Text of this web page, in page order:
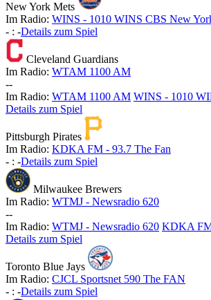
New York Mets
Im Radio: WINS - 1010 WINS CBS New
- : -Details zum Spiel
Cleveland Guardians
Im Radio: WTAM 1100 AM
--
Im Radio: WTAM 1100 AM WINS - 1010
Details zum Spiel
Pittsburgh Pirates
Im Radio: KDKA FM - 93.7 The Fan
- : -Details zum Spiel
Milwaukee Brewers
Im Radio: WTMJ - Newsradio 620
--
Im Radio: WTMJ - Newsradio 620 KDKA
Details zum Spiel
Toronto Blue Jays
Im Radio: CJCL Sportsnet 590 The FAN
- : -Details zum Spiel